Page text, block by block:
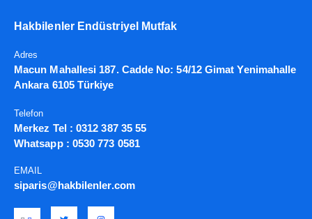
Hakbilenler Endüstriyel Mutfak
Adres
Macun Mahallesi 187. Cadde No: 54/12 Gimat Yenimahalle
Ankara 6105 Türkiye
Telefon
Merkez Tel : 0312 387 35 55
Whatsapp : 0530 773 0581
EMAIL
siparis@hakbilenler.com